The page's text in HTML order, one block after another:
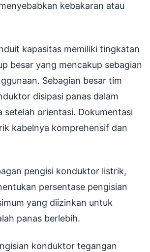
kebakaran atau
kapasitas memiliki tingkatan
besar yang mencakup sebagian
Sebagian besar tim
disipasi panas dalam
setelah orientasi. Dokumentasi
kabelnya komprehensif dan
pengisi konduktor listrik,
persentase pengisian
yang diizinkan untuk
panas berlebih.
konduktor tegangan